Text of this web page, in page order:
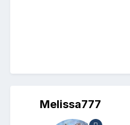
Melissa777